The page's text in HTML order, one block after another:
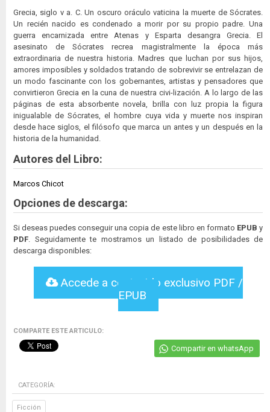
Grecia, siglo v a. C. Un oscuro oráculo vaticina la muerte de Sócrates.
Un recién nacido es condenado a morir por su propio padre. Una
guerra encarnizada entre Atenas y Esparta desangra Grecia. El
asesinato de Sócrates recrea magistralmente la época más
extraordinaria de nuestra historia. Madres que luchan por sus hijos,
amores imposibles y soldados tratando de sobrevivir se entrelazan de
un modo fascinante con los gobernantes, artistas y pensadores que
convirtieron Grecia en la cuna de nuestra civi-lización. A lo largo de las
páginas de esta absorbente novela, brilla con luz propia la figura
inigualable de Sócrates, el hombre cuya vida y muerte nos inspiran
desde hace siglos, el filósofo que marca un antes y un después en la
historia de la humanidad.
Autores del Libro:
Marcos Chicot
Opciones de descarga:
Si deseas puedes conseguir una copia de este libro en formato EPUB y
PDF . Seguidamente te mostramos un listado de posibilidades de
descarga disponibles:
Accede a contenido exclusivo PDF /
EPUB
COMPARTE ESTE ARTICULO:
Compartir en whatsApp
CATEGORÍA:
Ficción